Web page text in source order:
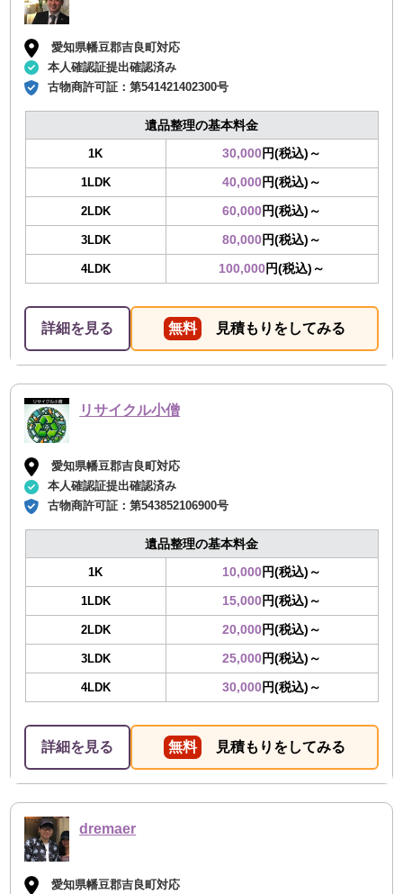
愛知県幡豆郡吉良町対応
本人確認証提出確認済み
古物商許可証：第541421402300号
遺品整理の基本料金
1K 30,000円(税込)～
1LDK 40,000円(税込)～
2LDK 60,000円(税込)～
3LDK 80,000円(税込)～
4LDK 100,000円(税込)～
詳細を見る 無料 見積もりをしてみる
リサイクル小僧
愛知県幡豆郡吉良町対応
本人確認証提出確認済み
古物商許可証：第543852106900号
遺品整理の基本料金
1K 10,000円(税込)～
1LDK 15,000円(税込)～
2LDK 20,000円(税込)～
3LDK 25,000円(税込)～
4LDK 30,000円(税込)～
詳細を見る 無料 見積もりをしてみる
dremaer
愛知県幡豆郡吉良町対応